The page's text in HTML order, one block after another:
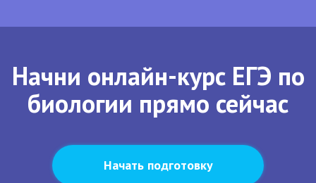
Начни онлайн-курс ЕГЭ по
биологии прямо сейчас
Начать подготовку